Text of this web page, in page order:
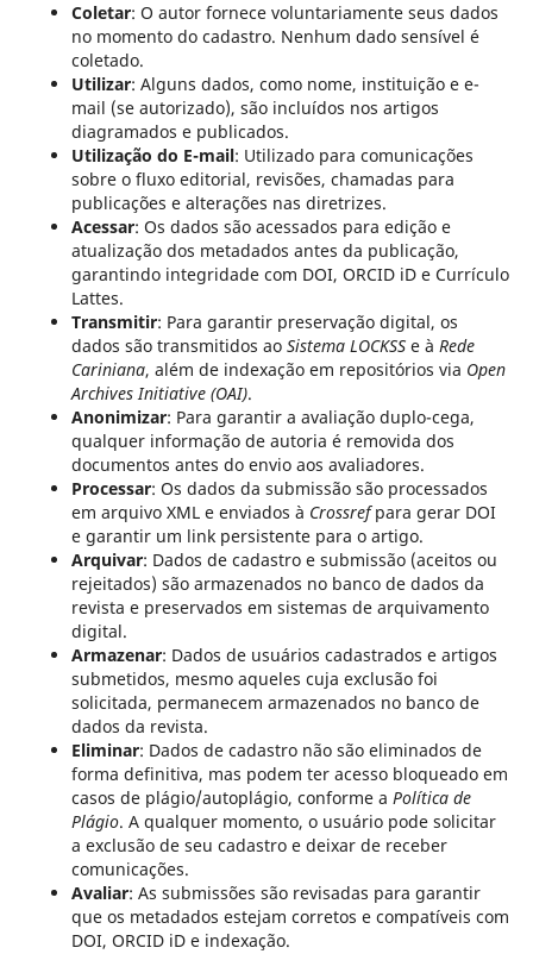
Coletar: O autor fornece voluntariamente seus dados
no momento do cadastro. Nenhum dado sensível é
coletado.
Utilizar: Alguns dados, como nome, instituição e e-
mail (se autorizado), são incluídos nos artigos
diagramados e publicados.
Utilização do E-mail: Utilizado para comunicações
sobre o fluxo editorial, revisões, chamadas para
publicações e alterações nas diretrizes.
Acessar: Os dados são acessados para edição e
atualização dos metadados antes da publicação,
garantindo integridade com DOI, ORCID iD e Currículo
Lattes.
Transmitir: Para garantir preservação digital, os
dados são transmitidos ao Sistema LOCKSSe à Rede
Cariniana, além de indexação em repositórios via Open
Archives Initiative (OAI).
Anonimizar: Para garantir a avaliação duplo-cega,
qualquer informação de autoria é removida dos
documentos antes do envio aos avaliadores.
Processar: Os dados da submissão são processados
em arquivo XML e enviados à Crossrefpara gerar DOI
e garantir um link persistente para o artigo.
Arquivar: Dados de cadastro e submissão (aceitos ou
rejeitados) são armazenados no banco de dados da
revista e preservados em sistemas de arquivamento
digital.
Armazenar: Dados de usuários cadastrados e artigos
submetidos, mesmo aqueles cuja exclusão foi
solicitada, permanecem armazenados no banco de
dados da revista.
Eliminar: Dados de cadastro não são eliminados de
forma definitiva, mas podem ter acesso bloqueado em
casos de plágio/autoplágio, conforme a Política de
Plágio. A qualquer momento, o usuário pode solicitar
a exclusão de seu cadastro e deixar de receber
comunicações.
Avaliar: As submissões são revisadas para garantir
que os metadados estejam corretos e compatíveis com
DOI, ORCID iD e indexação.